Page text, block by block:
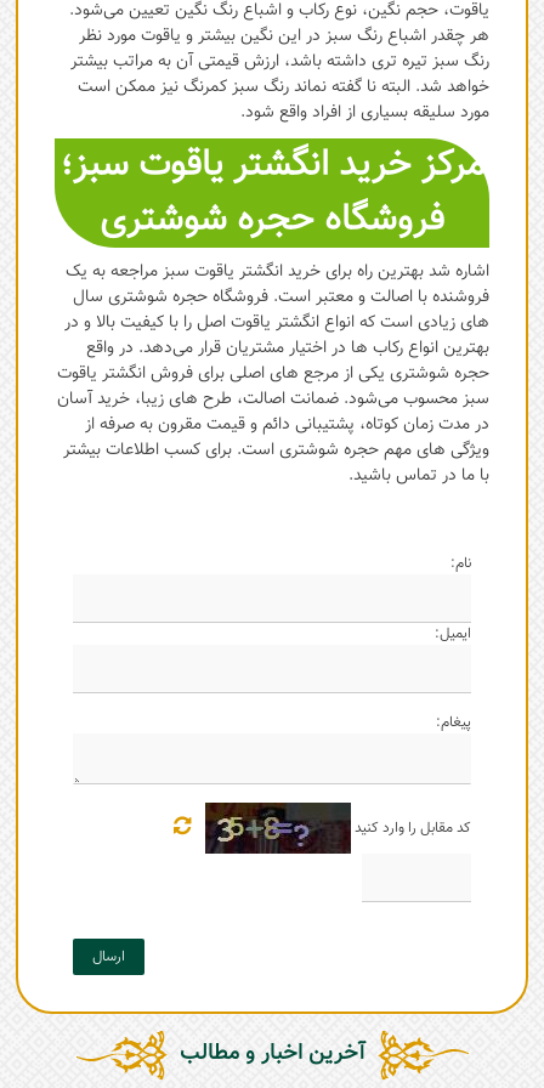
یاقوت، حجم نگین، نوع رکاب و اشباع رنگ نگین تعیین می‌شود.
هر چقدر اشباع رنگ سبز در این نگین بیشتر و یاقوت مورد نظر
رنگ سبز تیره تری داشته باشد، ارزش قیمتی آن به مراتب بیشتر
خواهد شد. البته نا گفته نماند رنگ سبز کمرنگ نیز ممکن است
مورد سلیقه بسیاری از افراد واقع شود.
مرکز خرید انگشتر یاقوت سبز؛
فروشگاه حجره شوشتری
اشاره شد بهترین راه برای خرید انگشتر یاقوت سبز مراجعه به یک
فروشنده با اصالت و معتبر است. فروشگاه حجره شوشتری سال
های زیادی است که انواع انگشتر یاقوت اصل را با کیفیت بالا و در
بهترین انواع رکاب ها در اختیار مشتریان قرار می‌دهد. در واقع
حجره شوشتری یکی از مرجع های اصلی برای فروش انگشتر یاقوت
سبز محسوب می‌شود. ضمانت اصالت، طرح های زیبا، خرید آسان
در مدت زمان کوتاه، پشتیبانی دائم و قیمت مقرون به صرفه از
ویژگی های مهم حجره شوشتری است. برای کسب اطلاعات بیشتر
با ما در تماس باشید.
نام:
ایمیل:
پیغام:
کد مقابل را وارد کنید
ارسال
آخرین اخبار و مطالب